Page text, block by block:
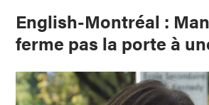
English-Montréal :
ferme pas la porte à